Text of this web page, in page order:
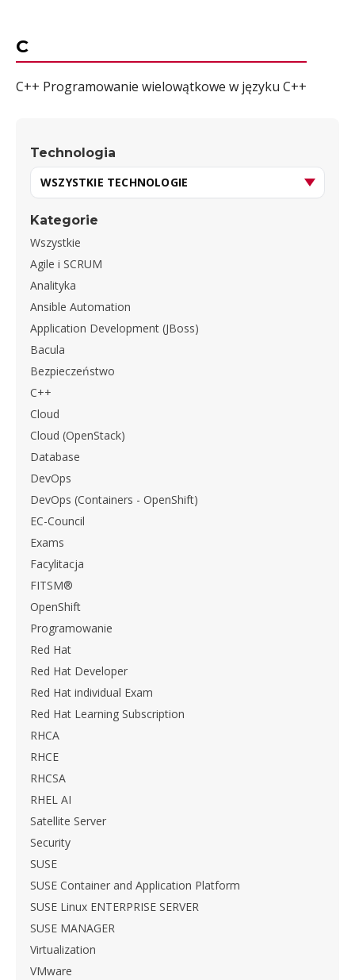
C
C++ Programowanie wielowątkowe w języku C++
Technologia
Kategorie
Wszystkie
Agile i SCRUM
Analityka
Ansible Automation
Application Development (JBoss)
Bacula
Bezpieczeństwo
C++
Cloud
Cloud (OpenStack)
Database
DevOps
DevOps (Containers - OpenShift)
EC-Council
Exams
Facylitacja
FITSM®
OpenShift
Programowanie
Red Hat
Red Hat Developer
Red Hat individual Exam
Red Hat Learning Subscription
RHCA
RHCE
RHCSA
RHEL AI
Satellite Server
Security
SUSE
SUSE Container and Application Platform
SUSE Linux ENTERPRISE SERVER
SUSE MANAGER
Virtualization
VMware